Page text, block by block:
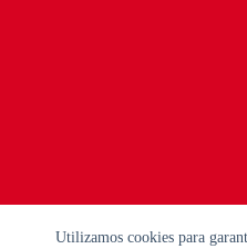
Utilizamos cookies para